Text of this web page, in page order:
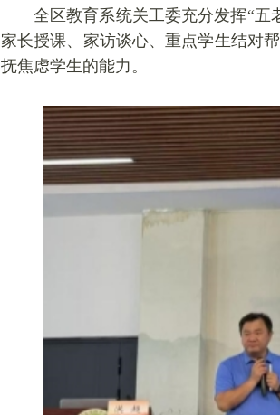
全区教育系统关工委充分发挥“
家长授课、家访谈心、重点学生结对
抚焦虑学生的能力。